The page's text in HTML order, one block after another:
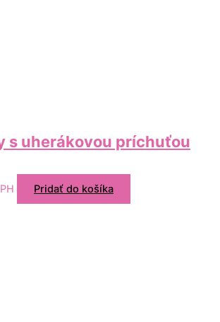
s uherákovou príchuťou
Pridať do košíka